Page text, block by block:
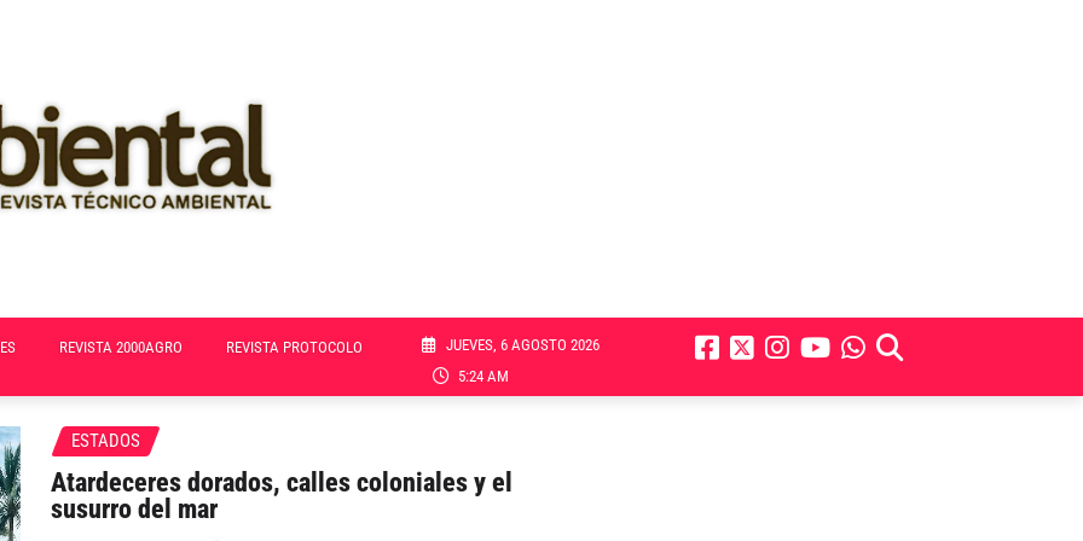
REVISTA 2000AGRO REVISTA PROTOCOLO
JUEVES, 6 AGOSTO 2026
5:24 AM
ESTADOS
Atardeceres dorados, calles coloniales y el
susurro del mar